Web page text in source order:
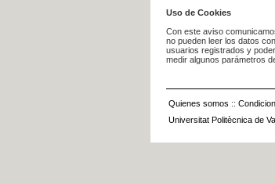
Uso de Cookies
Con este aviso
no pueden leer los datos
usuarios registrados y
medir algunos parámetros
Quienes somos ::
Universitat Politècnica de